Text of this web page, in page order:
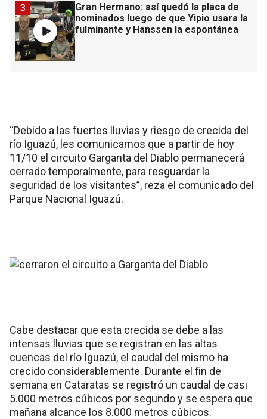
Gran Hermano: así quedó la placa de
nominados luego de que Yipio usara la
fulminante y Hanssen la espontánea
3
“Debido a las fuertes lluvias y riesgo de crecida del
río Iguazú, les comunicamos que a partir de hoy
11/10 el circuito Garganta del Diablo permanecerá
cerrado temporalmente, para resguardar la
seguridad de los visitantes”, reza el comunicado del
Parque Nacional Iguazú.
Cabe destacar que esta crecida se debe a las
intensas lluvias que se registran en las altas
cuencas del río Iguazú, el caudal del mismo ha
crecido considerablemente. Durante el fin de
semana en Cataratas se registró un caudal de casi
5.000 metros cúbicos por segundo y se espera que
mañana alcance los 8.000 metros cúbicos.